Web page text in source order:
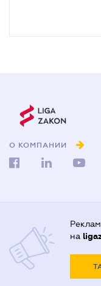
О КОМПАНИИ
на